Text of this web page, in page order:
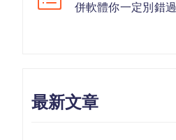
併軟體你一定別錯過
最新文章